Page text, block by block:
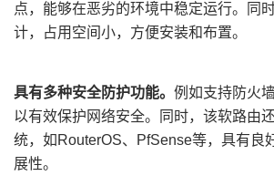
点，能够在恶劣的环境中稳定运行。同
计，占用空间小，方便安装和布置。
具有多种安全防护功能。 例 如支持防火
以有效保护网络安全。同时，该软路由
统，如 RouterOS、 PfSense等，具有良
展性。